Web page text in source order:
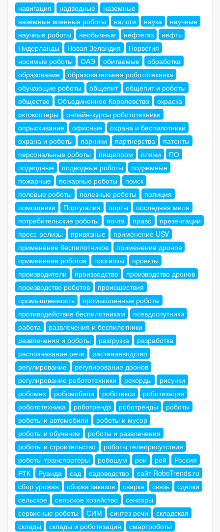
навигация
надводные
наземные
наземные военные роботы
налоги наука
научные
научные роботы
необычные нефтегаз
нефть
Нидерланды
Новая Зеландия
Норвегия
носимые роботы
ОАЭ обитаемые
обработка
образование
образовательная робототехника
обучающие роботы
общепит
общепит и роботы
общество
Объединенное Королевство
окраска
октокоптеры
онлайн-курсы робототехники
опрыскивание
офисные
охрана и беспилотники
охрана и роботы
парники партнерства
патенты
персональные роботы
пищепром пляжи
ПО
подводные
подводные роботы
подземные
пожарные
пожарные роботы
поиск
полевые роботы
полезные роботы
полиция
помощники
Португалия порты
последняя миля
потребительские роботы
почта право
презентации
пресс-релизы
привязные
применение USV
применение беспилотников
применение дронов
применение роботов
прогнозы
проекты
производители
производство
производство дронов
производство роботов
происшествия
промышленность
промышленные роботы
противодействие беспилотникам
псевдоспутники
работа
развлечения и беспилотники
развлечения и роботы
разгрузка
разработка
распознавание речи
растениеводство
регулирование
регулирование дронов
регулирование робототехники
рекорды
рисунки
робомех
робомобили роботакси
роботизация
робототехника
роботрендз роботренды
роботы
роботы и автомобили
роботы и мусор
роботы и обучение
роботы и развлечения
роботы и строительство
роботы телеприсутствия
роботы-транспортеры
робошум рои рой
Россия
РТК
Руанда сад садоводство
сайт RoboTrends.ru
сбор урожая
сборка заказов сварка связь
сделки
сельское
сельское хозяйство
сенсоры
сервисные роботы
СИМ синтез речи
складская
склады
склады и роботизация
смартроботы